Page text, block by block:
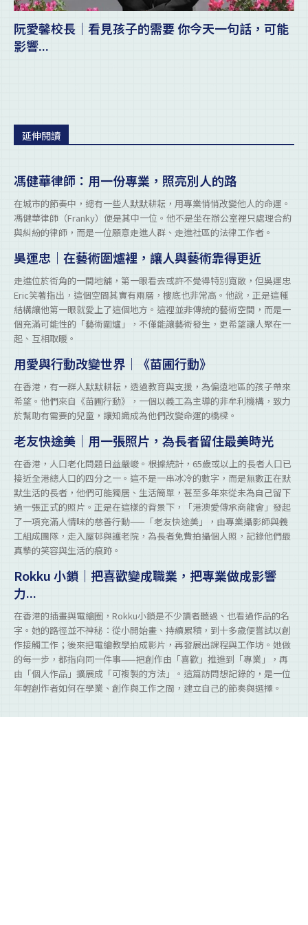
阮愛馨校長｜看見孩子的需要 你今天一句話，可能
影響...
延伸閱讀
馮健華律師：用一份專業，照亮別人的路
在城市的節奏中，總有一些人默默耕耘，用專業悄悄改變他人的命運。
馮健華律師（Franky）便是其中一位。他不是坐在辦公室裡只處理合約
與糾紛的律師，而是一位願意走進人群、走進社區的法律工作者。
吳運忠｜在藝術圍爐裡，讓人與藝術靠得更近
走進位於街角的一間地舖，第一眼看去或許不覺得特別寬敞，但吳運忠
Eric笑著指出，這個空間其實有兩層，樓底也非常高。他說，正是這種
結構讓他第一眼就愛上了這個地方。這裡並非傳統的藝術空間，而是一
個充滿可能性的「藝術圍爐」，不僅能讓藝術發生，更希望讓人聚在一
起、互相取暖。
用愛與行動改變世界｜《苗圃行動》
在香港，有一群人默默耕耘，透過教育與支援，為偏遠地區的孩子帶來
希望。他們來自《苗圃行動》，一個以義工為主導的非牟利機構，致力
於幫助有需要的兒童，讓知識成為他們改變命運的橋樑。
老友快途美｜用一張照片，為長者留住最美時光
在香港，人口老化問題日益嚴峻。根據統計，65歲或以上的長者人口已
接近全港總人口的四分之一。這不是一串冰冷的數字，而是無數正在默
默生活的長者，他們可能獨居、生活簡單，甚至多年來從未為自己留下
過一張正式的照片。正是在這樣的背景下，「港澳愛傳承商龍會」發起
了一項充滿人情味的慈善行動——「老友快途美」，由專業攝影師與義
工組成團隊，走入屋邨與護老院，為長者免費拍攝個人照，記錄他們最
真摯的笑容與生活的痕跡。
Rokku 小鎖｜把喜歡變成職業，把專業做成影響
力...
在香港的插畫與電繪圈，Rokku小鎖是不少讀者聽過、也看過作品的名
字。她的路徑並不神秘：從小開始畫、持續累積，到十多歲便嘗試以創
作接觸工作；後來把電繪教學拍成影片，再發展出課程與工作坊。她做
的每一步，都指向同一件事——把創作由「喜歡」推進到「專業」，再
由「個人作品」擴展成「可複製的方法」。這篇訪問想記錄的，是一位
年輕創作者如何在學業、創作與工作之間，建立自己的節奏與選擇。